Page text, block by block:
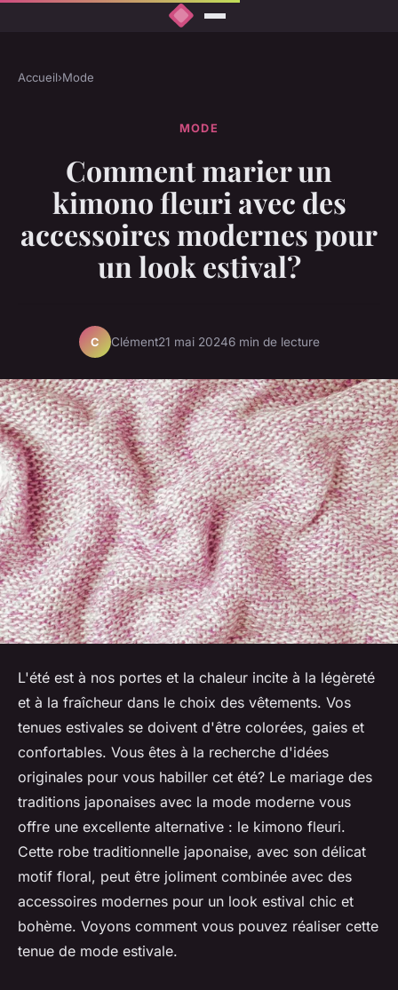
Accueil›Mode
MODE
Comment marier un
kimono fleuri avec des
accessoires modernes pour
un look estival?
C Clément21 mai 20246 min de lecture
L'été est à nos portes et la chaleur incite à la légèreté
et à la fraîcheur dans le choix des vêtements. Vos
tenues estivales se doivent d'être colorées, gaies et
confortables. Vous êtes à la recherche d'idées
originales pour vous habiller cet été? Le mariage des
traditions japonaises avec la mode moderne vous
offre une excellente alternative : le kimono fleuri.
Cette robe traditionnelle japonaise, avec son délicat
motif floral, peut être joliment combinée avec des
accessoires modernes pour un look estival chic et
bohème. Voyons comment vous pouvez réaliser cette
tenue de mode estivale.